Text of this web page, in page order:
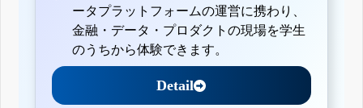
ータプラットフォームの運営に携わり、
金融・データ・プロダクトの現場を学生
のうちから体験できます。
Detail